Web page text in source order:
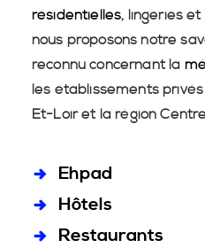
résidentielles, lingeries
nous proposons notre
reconnu concernant la
les établissements
Et-Loir et la région
Ehpad
Hôtels
Restaurants